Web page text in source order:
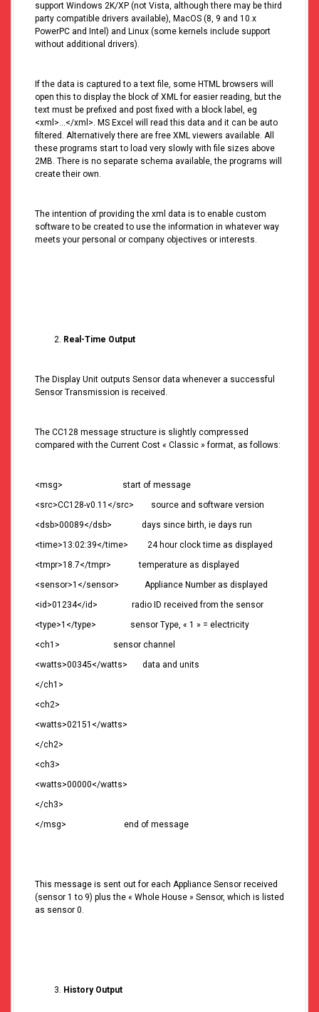
support Windows 2K/XP (not Vista, although there may be third
party compatible drivers available), MacOS (8, 9 and 10.x
PowerPC and Intel) and Linux (some kernels include support
without additional drivers).
If the data is captured to a text file, some HTML browsers will
open this to display the block of XML for easier reading, but the
text must be prefixed and post fixed with a block label, eg
<xml>…</xml>. MS Excel will read this data and it can be auto
filtered. Alternatively there are free XML viewers available. All
these programs start to load very slowly with file sizes above
2MB. There is no separate schema available, the programs will
create their own.
The intention of providing the xml data is to enable custom
software to be created to use the information in whatever way
meets your personal or company objectives or interests.
Real-Time Output
The Display Unit outputs Sensor data whenever a successful
Sensor Transmission is received.
The CC128 message structure is slightly compressed
compared with the Current Cost « Classic » format, as follows:
<msg> start of message
<src>CC128-v0.11</src> source and software version
<dsb>00089</dsb> days since birth, ie days run
<time>13:02:39</time> 24 hour clock time as displayed
<tmpr>18.7</tmpr> temperature as displayed
<sensor>1</sensor> Appliance Number as displayed
<id>01234</id> radio ID received from the sensor
<type>1</type> sensor Type, « 1 » = electricity
<ch1> sensor channel
<watts>00345</watts> data and units
</ch1>
<ch2>
<watts>02151</watts>
</ch2>
<ch3>
<watts>00000</watts>
</ch3>
</msg> end of message
This message is sent out for each Appliance Sensor received
(sensor 1 to 9) plus the « Whole House » Sensor, which is listed
as sensor 0.
History Output